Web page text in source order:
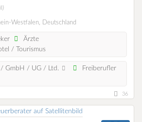
Westfalen, Deutschland
Ärzte
/ Tourismus
/ GmbH / UG / Ltd.
Freiberufler
36